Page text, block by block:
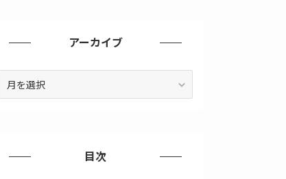
アーカイブ
目次